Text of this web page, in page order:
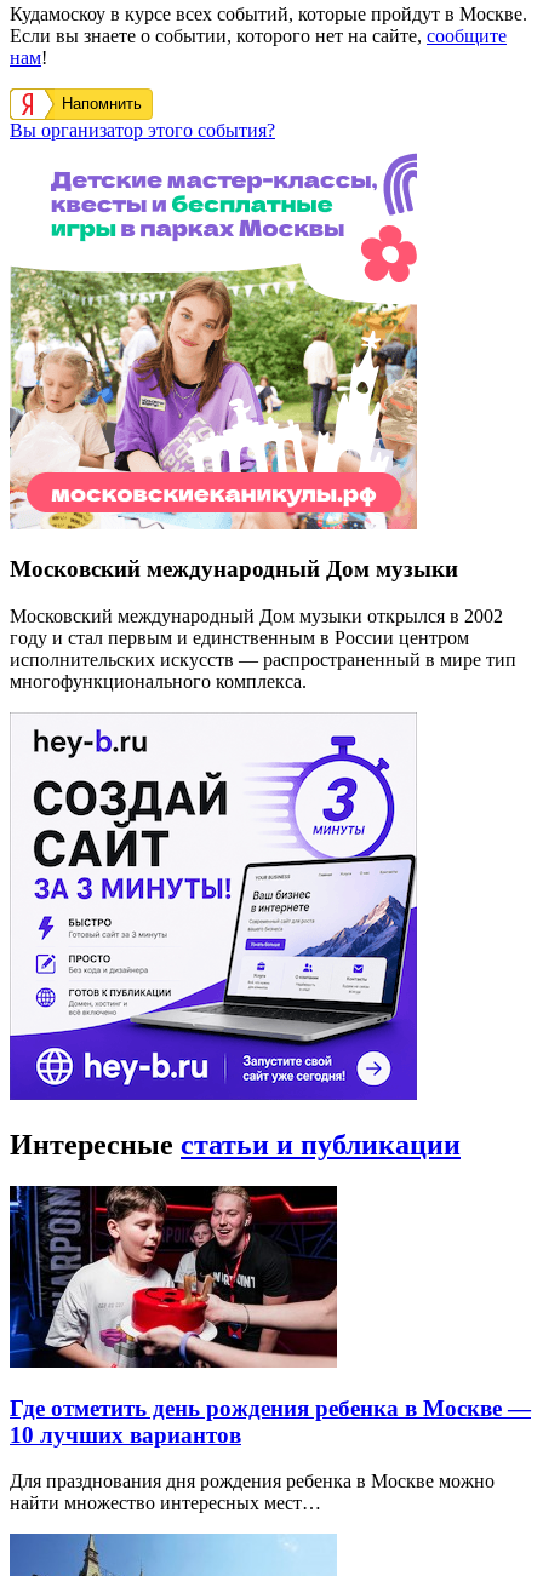
Кудамоскоу в курсе всех событий, которые пройдут в Москве.
Если вы знаете о событии, которого нет на сайте, сообщите
нам!
Напомнить
Вы организатор этого события?
Московский международный Дом музыки
Московский международный Дом музыки открылся в 2002
году и стал первым и единственным в России центром
исполнительских искусств — распространенный в мире тип
многофункционального комплекса.
Интересные статьи и публикации
Где отметить день рождения ребенка в Москве —
10 лучших вариантов
Для празднования дня рождения ребенка в Москве можно
найти множество интересных мест…